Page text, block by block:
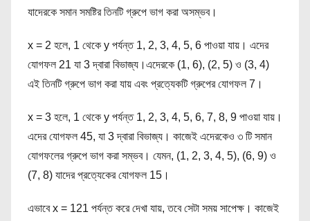
যাদেরকে সমান সমষ্টির তিনটি গ্রুপে ভাগ করা অসম্ভব।
x = 2 হলে, 1 থেকে y পর্যন্ত 1, 2, 3, 4, 5, 6 পাওয়া যায়। এদের
যোগফল 21 যা 3 দ্বারা বিভাজ্য।এদেরকে (1, 6), (2, 5) ও (3, 4)
এই তিনটি গ্রুপে ভাগ করা যায় এবং প্রত্যেকটি গ্রুপের যোগফল 7।
x = 3 হলে, 1 থেকে y পর্যন্ত 1, 2, 3, 4, 5, 6, 7, 8, 9 পাওয়া যায়।
এদের যোগফল 45, যা 3 দ্বারা বিভাজ্য। কাজেই এদেরকেও ৩ টি সমান
যোগফলের গ্রুপে ভাগ করা সম্ভব। যেমন, (1, 2, 3, 4, 5), (6, 9) ও
(7, 8) যাদের প্রত্যেকের যোগফল 15।
এভাবে x = 121 পর্যন্ত করে দেখা যায়, তবে সেটা সময় সাপেক্ষ। কাজেই